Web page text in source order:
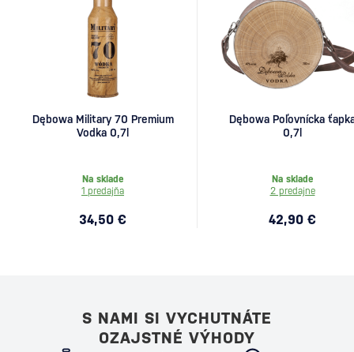
Dębowa Military 70 Premium
Vodka 0,7l
Na sklade
1 predajňa
34,50 €
Dębowa Poľovnícka
0,7l
Na sklade
2 predajne
42,90 €
S NAMI SI VYCHUTNÁTE
OZAJSTNÉ VÝHODY